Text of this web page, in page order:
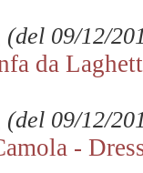
(del 09/12/
da
(del 09/12/
-